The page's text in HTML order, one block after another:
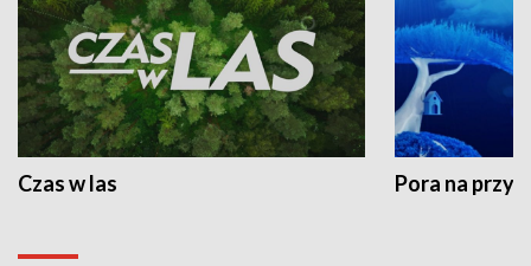
Czas w las Pora na